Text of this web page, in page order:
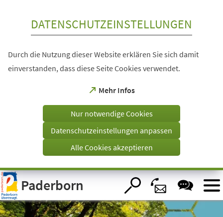
Visuelle
Assistenzsoftware
öffnen.
DATENSCHUTZEINSTELLUNGEN
Durch die Nutzung dieser Website erklären Sie sich damit
einverstanden, dass diese Seite Cookies verwendet.
Mehr Infos
(Öffnet
einem
Tab)
Nur notwendige Cookies
Datenschutzeinstellungen anpassen
Alle Cookies akzeptieren
Paderborn